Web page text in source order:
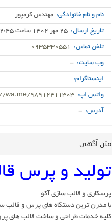
نام و نام خانوادگی: مهندس کرمپور
تاریخ ارسال: 25 مهر 1402 ساعت 12:45
تلفن تماس: 0935330551
وب سایت: -
اینستاگرام:
واتس اپ: wa.me/98912411303
آدرس: -
متن آگهی
تولید و پرس
پرسکاری و قالب سازی آکو
با مدرن ترین دستگاه های پرس و قالب
کلیه خدمات طراحی و ساخت قالب های